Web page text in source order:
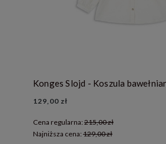
129,00 zł
Cena regularna: 215,00 zł
Najniższa cena: 129,00 zł